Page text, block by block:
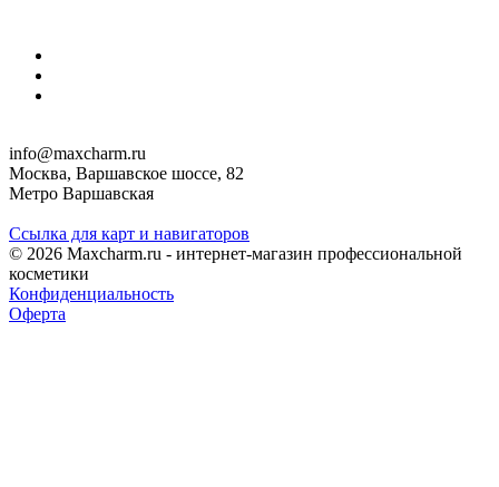
info@maxcharm.ru
Москва, Варшавское шоссе, 82
Метро Варшавская
Ссылка для карт и навигаторов
© 2026 Maxcharm.ru - интернет-магазин профессиональной
косметики
Конфиденциальность
Оферта